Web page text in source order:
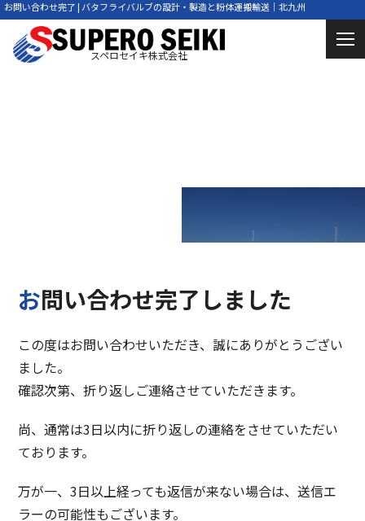
お問い合わせ完了 | バタフライバルブの設計・製造と粉体運搬輸送｜北九州
スペロセイキ株式会社
お問い合わせ完了しました
この度はお問い合わせいただき、誠にありがとうござい
ました。
確認次第、折り返しご連絡させていただきます。
尚、通常は3日以内に折り返しの連絡をさせていただい
ております。
万が一、3日以上経っても返信が来ない場合は、送信エ
ラーの可能性もございます。